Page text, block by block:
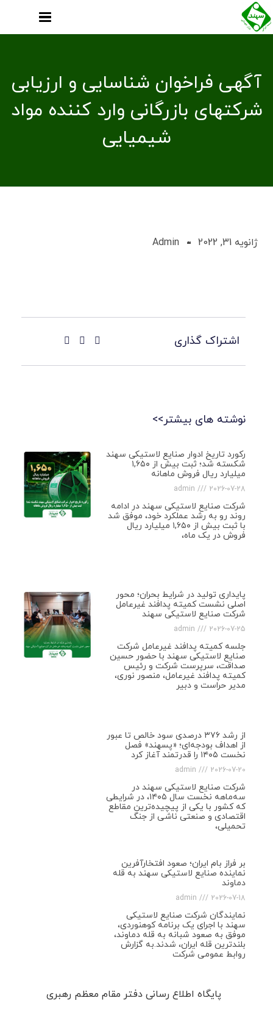
آگهی فراخوان شناسایی و ارزیابی
شرکتهای بازرگانی وارد کننده مواد
شیمیایی
ژانویه 31, 2022 Admin
اشتراک گذاری
نوشته های بیشتر>>
رکورد تاریخ ادوار صنایع لاستیکی سهند
شکسته شد؛ ثبت بیش از ۱,۶۵۰
میلیارد ریال فروش ماهانه
admin 2026-07-28
شرکت صنایع لاستیکی سهند در ادامه
روند رو به رشد عملکرد خود، موفق شد
با ثبت بیش از ۱,۶۵۰ میلیارد ریال
فروش در یک ماه،
پایداری تولید در شرایط بحران؛ محور
اصلی نشست کمیته پدافند غیرعامل
شرکت صنایع لاستیکی سهند
admin 2026-07-25
جلسه کمیته پدافند غیرعامل شرکت
صنایع لاستیکی سهند با حضور حسین
صداقت، سرپرست شرکت و رئیس
کمیته پدافند غیرعامل، منصور نوری،
مدیر حراست و دبیر
از رشد ۳۷۶ درصدی سود خالص تا عبور
از اهداف بودجه‌ای؛ «پسهند» فصل
نخست ۱۴۰۵ را قدرتمند آغاز کرد
admin 2026-07-20
شرکت صنایع لاستیکی سهند در
سه‌ماهه نخست سال ۱۴۰۵، در شرایطی
که کشور با یکی از پیچیده‌ترین مقاطع
اقتصادی و صنعتی ناشی از جنگ
تحمیلی،
بر فراز بام ایران؛ صعود افتخارآفرین
نماینده صنایع لاستیکی سهند به قله
دماوند
admin 2026-07-18
نمایندگان شرکت صنایع لاستیکی
سهند با اجرای یک برنامه کوهنوردی،
موفق به صعود شبانه به قله دماوند،
بلندترین قله ایران، شدند.به گزارش
روابط عمومی شرکت
پایگاه اطلاع رسانی دفتر مقام معظم رهبری